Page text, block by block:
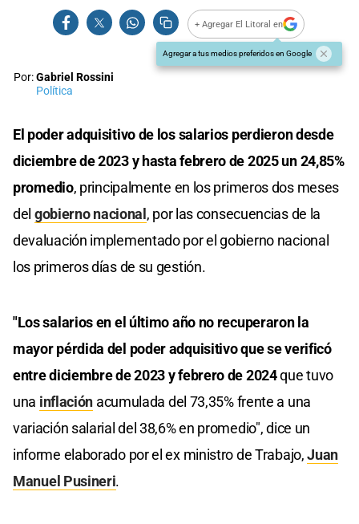
+ Agregar El Litoral en
Agregar a tus medios preferidos en Google
Por:Gabriel Rossini
Política
El poder adquisitivo de los salarios perdieron desde
diciembre de 2023 y hasta febrero de 2025 un 24,85%
promedio, principalmente en los primeros dos meses
del gobierno nacional , por las consecuencias de la
devaluación implementado por el gobierno nacional
los primeros días de su gestión.
"Los salarios en el último año no recuperaron la
mayor pérdida del poder adquisitivo que se verificó
entre diciembre de 2023 y febrero de 2024que tuvo
una inflación acumulada del 73,35% frente a una
variación salarial del 38,6% en promedio", dice un
informe elaborado por el ex ministro de Trabajo,Juan
Manuel Pusineri.